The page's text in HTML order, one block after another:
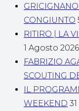
CONGIUNTO
RITIRO | LA
1 Agosto 2026
FABRIZIO
SCOUTING
IL
WEEKEND